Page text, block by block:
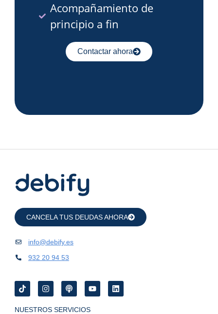
Acompañamiento de
principio a fin
Contactar ahora
CANCELA TUS DEUDAS AHORA
info@debify.es
932 20 94 53
NUESTROS SERVICIOS